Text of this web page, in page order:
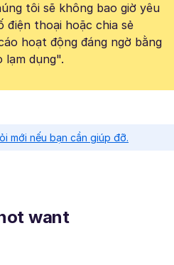
tôi sẽ không bao giờ yêu
điện thoại hoặc chia sẻ
hoạt động đáng ngờ bằng
lạm dụng".
mới nếu bạn cần giúp đỡ.
want